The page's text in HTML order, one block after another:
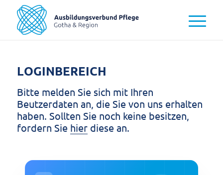
LOGINBEREICH
Bitte melden Sie sich mit Ihren
Beutzerdaten an, die Sie von uns erhalten
haben. Sollten Sie noch keine besitzen,
fordern Sie hierdiese an.